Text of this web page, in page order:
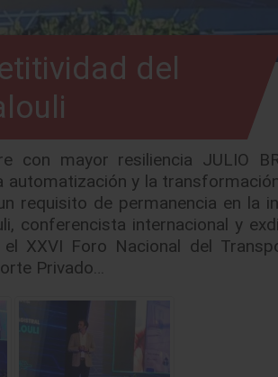
del
con mayor resiliencia JULIO
automatización y la
requisito de permanencia en la
conferencista internacional y
XXVI Foro Nacional del
Privado…